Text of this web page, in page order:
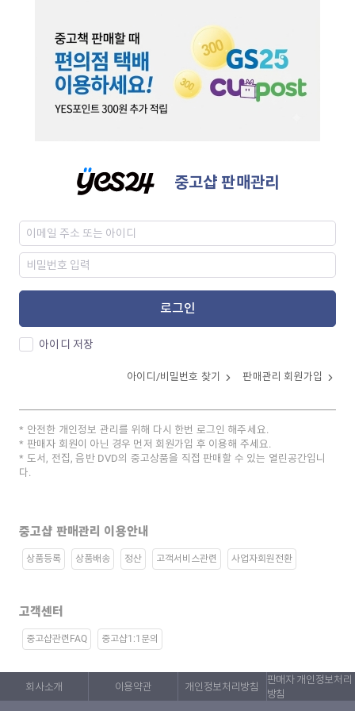
중고샵 판매관리
로그인
아이디 저장
아이디/비밀번호 찾기 판매관리 회원가입
안전한 개인정보 관리를 위해 다시 한번 로그인 해주세요.
판매자 회원이 아닌 경우 먼저 회원가입 후 이용해 주세요.
도서, 전집, 음반 DVD의 중고상품을 직접 판매할 수 있는 열린공간입니
다.
중고샵 판매관리 이용안내
상품등록 상품배송 정산 고객서비스관련 사업자회원전환
고객센터
중고샵관련FAQ 중고샵1:1문의
회사소개 이용약관 개인정보처리방침
판매자 개인정보처리
방침